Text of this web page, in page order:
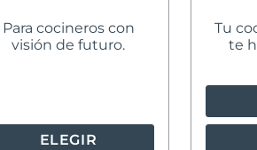
Para cocineros con
visión de futuro.
ELEGIR
Tu
te